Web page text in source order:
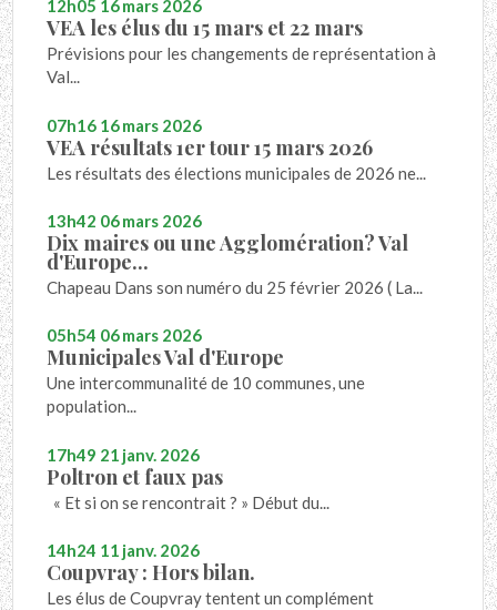
12h05 16mars 2026
VEA les élus du 15 mars et 22 mars
Prévisions pour les changements de représentation à
Val...
07h16 16mars 2026
VEA résultats 1er tour 15 mars 2026
Les résultats des élections municipales de 2026 ne...
13h42 06mars 2026
Dix maires ou une Agglomération? Val
d'Europe...
Chapeau Dans son numéro du 25 février 2026 ( La...
05h54 06mars 2026
Municipales Val d'Europe
Une intercommunalité de 10 communes, une
population...
17h49 21 janv. 2026
Poltron et faux pas
« Et si on se rencontrait ? » Début du...
14h24 11 janv. 2026
Coupvray : Hors bilan.
Les élus de Coupvray tentent un complément